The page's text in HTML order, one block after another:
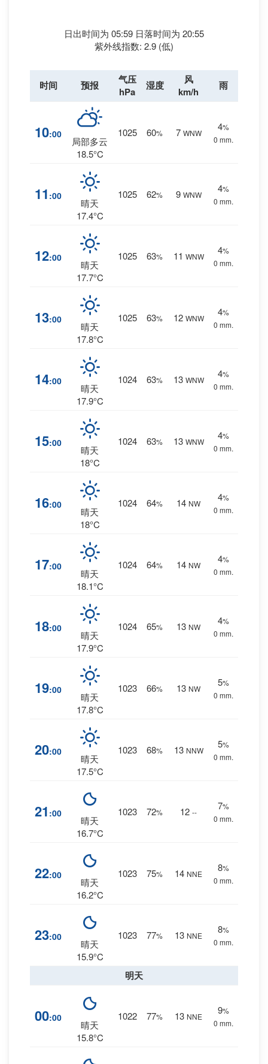
日出时间为 05:59 日落时间为 20:55
紫外线指数: 2.9 (低)
时间 预报
气压
hPa
湿度
风
km/h
雨
10:00
局部多云
18.5°C
1025 60% 7 WNW
4%
0 mm.
11 :00
晴天
17.4°C
1025 62% 9 WNW
4%
0 mm.
12:00
晴天
17.7°C
1025 63% 11 WNW
4%
0 mm.
13:00
晴天
17.8°C
1025 63% 12 WNW
4%
0 mm.
14:00
晴天
17.9°C
1024 63% 13 WNW
4%
0 mm.
15:00
晴天
18°C
1024 63% 13 WNW
4%
0 mm.
16:00
晴天
18°C
1024 64% 14 NW
4%
0 mm.
17:00
晴天
18.1°C
1024 64% 14 NW
4%
0 mm.
18:00
晴天
17.9°C
1024 65% 13 NW
4%
0 mm.
19:00
晴天
17.8°C
1023 66% 13 NW
5%
0 mm.
20:00
晴天
17.5°C
1023 68% 13 NNW
5%
0 mm.
21 :00
晴天
16.7°C
1023 72% 12 --
7%
0 mm.
22:00
晴天
16.2°C
1023 75% 14 NNE
8%
0 mm.
23:00
晴天
15.9°C
1023 77% 13 NNE
8%
0 mm.
明天
00:00
晴天
15.8°C
1022 77% 13 NNE
9%
0 mm.